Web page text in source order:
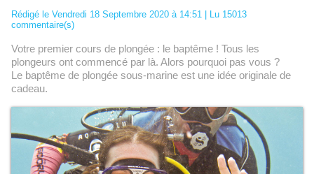
Rédigé le Vendredi 18 Septembre 2020 à 14:51 | Lu 15013
commentaire(s)
Votre premier cours de plongée : le baptême ! Tous les
plongeurs ont commencé par là. Alors pourquoi pas vous ?
Le baptême de plongée sous-marine est une idée originale de
cadeau.